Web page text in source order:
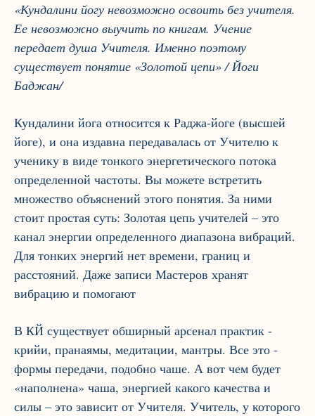
«Кундалини йогу невозможно освоить без учителя.
Ее невозможно выучить по книгам. Учение
передает душа Учителя. Именно поэтому
существует понятие «Золотой цепи» / Йоги
Баджан/
Кундалини йога относится к Раджа-йоге (высшей
йоге), и она издавна передавалась от Учителю к
ученику в виде тонкого энергетического потока
определенной частоты. Вы можете встретить
множество объяснений этого понятия. За ними
стоит простая суть: Золотая цепь учителей – это
канал энергии определенного диапазона вибраций.
Для тонких энергий нет времени, границ и
расстояний. Даже записи Мастеров хранят
вибрацию и помогают
В КЙ существует обширный арсенал практик -
крийи, пранаямы, медитации, мантры. Все это -
формы передачи, подобно чаше. А вот чем будет
«наполнена» чаша, энергией какого качества и
силы – это зависит от Учителя. Учитель, у которого